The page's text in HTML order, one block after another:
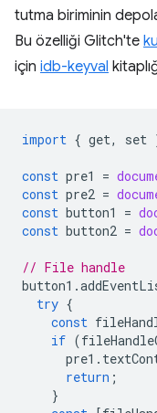
tutma biriminin
Bu özelliği Glitch'te
için idb-keyval
import { get, set
const pre1 =
const pre2 =
const button1 =
const button2 =
// File handle
button1 .
try {
const
if (
pre1 .
return ;
}